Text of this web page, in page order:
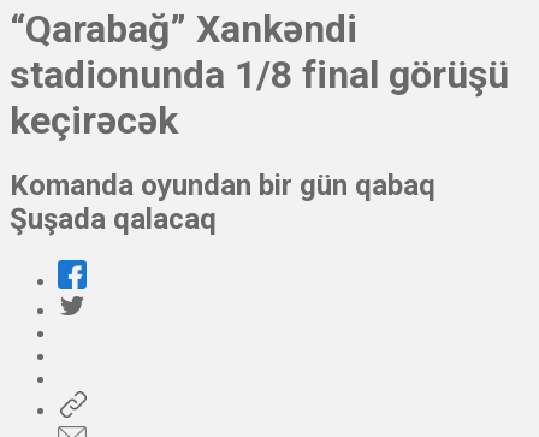
“Qarabağ” Xankəndi
stadionunda 1/8 final görüşü
keçirəcək
Komanda oyundan bir gün qabaq
Şuşada qalacaq